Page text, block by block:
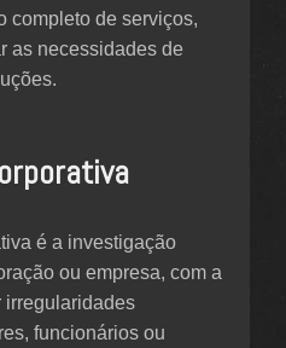
completo de serviços,
as necessidades de
é a investigação
ou empresa, com a
irregularidades
funcionários ou